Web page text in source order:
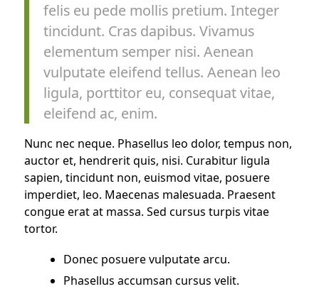
felis eu pede mollis pretium. Integer
tincidunt. Cras dapibus. Vivamus
elementum semper nisi. Aenean
vulputate eleifend tellus. Aenean leo
ligula, porttitor eu, consequat vitae,
eleifend ac, enim.
Nunc nec neque. Phasellus leo dolor, tempus non,
auctor et, hendrerit quis, nisi. Curabitur ligula
sapien, tincidunt non, euismod vitae, posuere
imperdiet, leo. Maecenas malesuada. Praesent
congue erat at massa. Sed cursus turpis vitae
tortor.
Donec posuere vulputate arcu.
Phasellus accumsan cursus velit.